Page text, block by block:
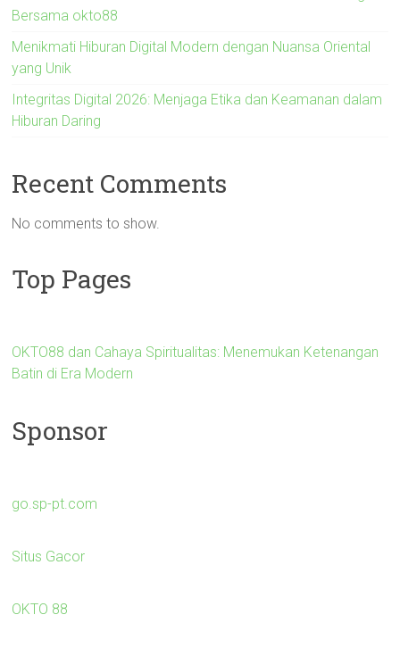
Bersama okto88
Menikmati Hiburan Digital Modern dengan Nuansa Oriental
yang Unik
Integritas Digital 2026: Menjaga Etika dan Keamanan dalam
Hiburan Daring
Recent Comments
No comments to show.
Top Pages
OKTO88 dan Cahaya Spiritualitas: Menemukan Ketenangan
Batin di Era Modern
Sponsor
go.sp-pt.com
Situs Gacor
OKTO 88